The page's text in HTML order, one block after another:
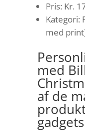
Pris: Kr.
Kategori:
med
med
af de